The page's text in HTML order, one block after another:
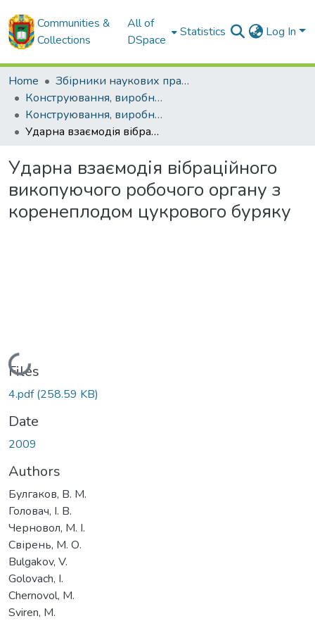
Communities &
Collections
All of
DSpace
Statistics Log In
Home
Збірники наукових праць ЦНТУ
Конструювання, виробництво та експлуатація сільськогосподарських машин. Загальнодержавний міжвідомчий науково-технічний збірник.
Конструювання, виробництво та експлуатація сільськогосподарських машин. Випуск 39. - 2009
Ударна взаємодія вібраційного викопуючого робочого органу з коренеплодом цукрового буряку
Ударна взаємодія вібраційного
викопуючого робочого органу з
коренеплодом цукрового буряку
Loading...
Files
4.pdf(258.59 KB)
Date
2009
Authors
Булгаков, В. М.
Головач, І. В.
Черновол, М. І.
Свірень, М. О.
Bulgakov, V.
Golovach, I.
Chernovol, M.
Sviren, M.